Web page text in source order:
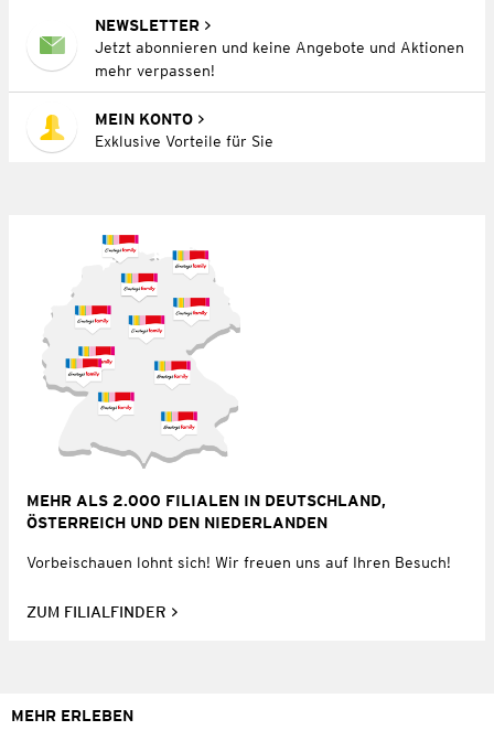
NEWSLETTER
Jetzt abonnieren und keine Angebote und Aktionen
mehr verpassen!
MEIN KONTO
Exklusive Vorteile für Sie
MEHR ALS 2.000 FILIALEN IN DEUTSCHLAND,
ÖSTERREICH UND DEN NIEDERLANDEN
Vorbeischauen lohnt sich! Wir freuen uns auf Ihren Besuch!
ZUM FILIALFINDER
MEHR ERLEBEN